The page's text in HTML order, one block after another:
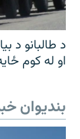
د طالبانو د
او له کوم
بندیوان